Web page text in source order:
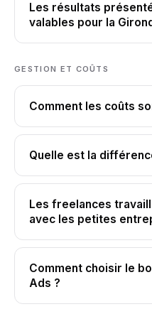
Les résultats
valables pour la
GESTION ET COÛTS
Comment les coûts
Quelle est la
Les freelances
avec les petites
Comment choisir le
Ads ?